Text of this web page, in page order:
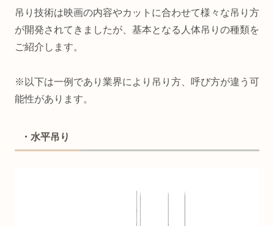
吊り技術は映画の内容やカットに合わせて様々な吊り方
が開発されてきましたが、基本となる人体吊りの種類を
ご紹介します。
※以下は一例であり業界により吊り方、呼び方が違う可
能性があります。
・水平吊り